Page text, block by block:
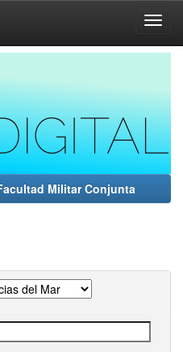
Militar Conjunta